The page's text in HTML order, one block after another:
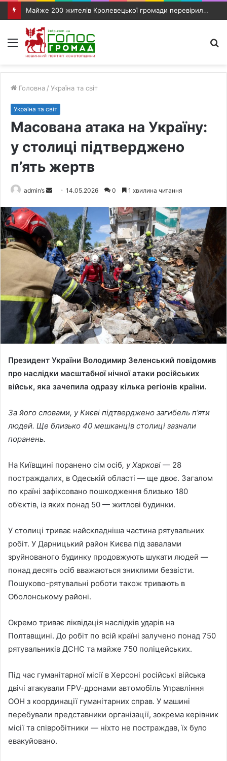
Майже 200 жителів Кролевецької громади перевірили слух під час виїзного прийому фахівців
Меню
Головна / Україна та світ
Україна та світ
Масована атака на Україну:
у столиці підтверджено
п’ять жертв
admin’s
n
d
a
n
e
m
a
i
l
14.05.2026 0 1 хвилина читання
Президент України Володимир Зеленський повідомив
про наслідки масштабної нічної атаки російських
військ, яка зачепила одразу кілька регіонів країни.
За його словами, у Києві підтверджено загибель п’яти
людей. Ще близько 40 мешканців столиці зазнали
поранень.
На Київщині поранено сім осіб, у Харкові — 28
постраждалих, в Одеській області — ще двоє. Загалом
по країні зафіксовано пошкодження близько 180
об’єктів, із яких понад 50 — житлові будинки.
У столиці триває найскладніша частина рятувальних
робіт. У Дарницький район Києва під завалами
зруйнованого будинку продовжують шукати людей —
понад десять осіб вважаються зниклими безвісти.
Пошуково-рятувальні роботи також тривають в
Оболонському районі.
Окремо триває ліквідація наслідків ударів на
Полтавщині. До робіт по всій країні залучено понад 750
рятувальників ДСНС та майже 750 поліцейських.
Під час гуманітарної місії в Херсоні російські війська
двічі атакували FPV-дронами автомобіль Управління
ООН з координації гуманітарних справ. У машині
перебували представники організації, зокрема керівник
місії та співробітники — ніхто не постраждав, їх було
евакуйовано.